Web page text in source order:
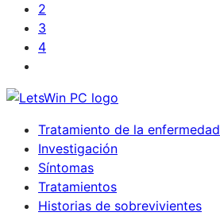
2
3
4
Tratamiento de la enfermedad
Investigación
Síntomas
Tratamientos
Historias de sobrevivientes